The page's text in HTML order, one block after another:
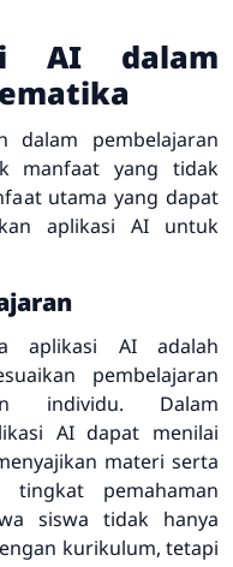
AI dalam
dalam pembelajaran
manfaat yang tidak
utama yang dapat
aplikasi AI untuk
aplikasi AI adalah
pembelajaran
individu. Dalam
AI dapat menilai
materi serta
pemahaman
siswa tidak hanya
kurikulum, tetapi